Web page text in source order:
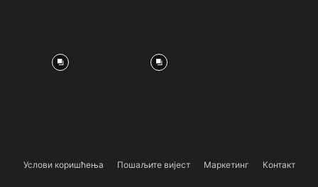
Услови коришћења Пошаљите вијест Маркетинг Контакт